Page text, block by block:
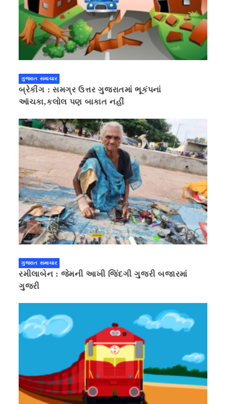
ગુજરાત સમાચાર
બ્રેકીંગ : સમગ્ર ઉત્તર ગુજરાતમાં ભૂકંપનાં
આંચકા,કલોલ પણ બાકાત નહીં
ગુજરાત સમાચાર
રમીલાબેન : જેમની આખી જિંદગી ગુજરી બજારમાં
ગુજરી